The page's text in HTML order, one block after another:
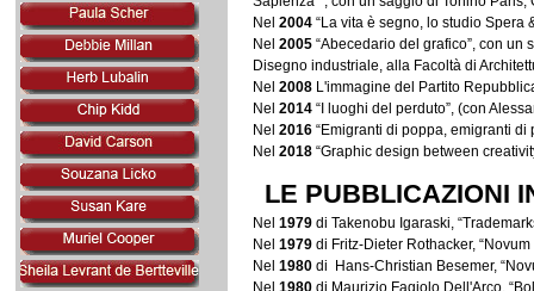
Nel 2004 “La vita è segno, lo studio Spera
Nel 2005 “Abecedario del grafico”, con
Disegno industriale, alla Facoltà di
Nel 2008 L'immagine del Partito
Nel 2014 “I luoghi del perduto”, (con
Nel 2016 “Emigranti di poppa, emigranti
Nel 2018 “Graphic design between
LE PUBBLICAZIONI
Nel 1979 di Takenobu Igaraski,
Nel 1979 di Fritz-Dieter Rothacker,
Nel 1980 di Hans-Christian Besemer,
Nel 1980 di Maurizio Fagiolo Dell'Arco,